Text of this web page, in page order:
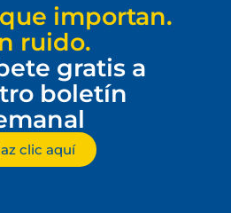
importan.
ruido.
gratis a
boletín
clic aquí